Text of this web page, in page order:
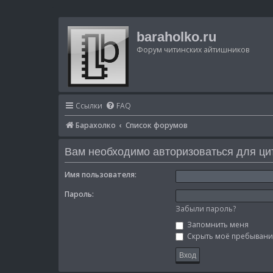
baraholko.ru
Форум читинских айтишников
Ссылки FAQ
Барахолко
Список форумов
Вам необходимо авторизоваться для
Имя пользователя:
Пароль:
Забыли пароль?
Запомнить меня
Скрыть моё